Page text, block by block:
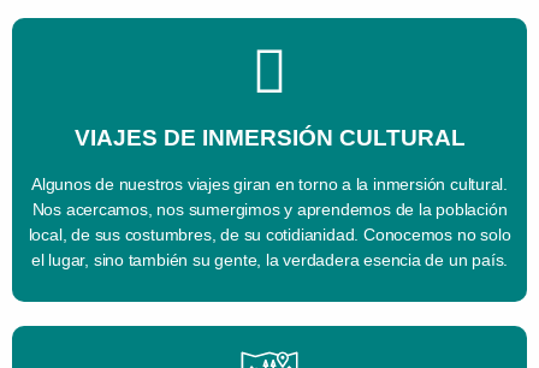
VIAJES DE INMERSIÓN CULTURAL
Algunos de nuestros viajes giran en torno a la inmersión cultural.
Nos acercamos, nos sumergimos y aprendemos de la población
local, de sus costumbres, de su cotidianidad. Conocemos no solo
el lugar, sino también su gente, la verdadera esencia de un país.